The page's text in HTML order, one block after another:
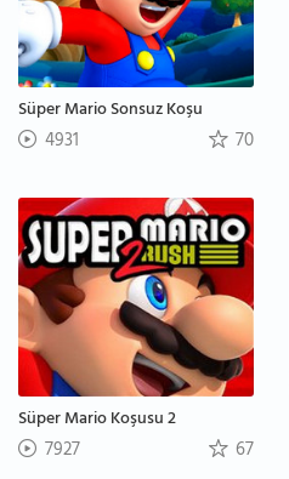
Süper Mario Sonsuz Koşu
4931 70
Süper Mario Koşusu 2
7927 67